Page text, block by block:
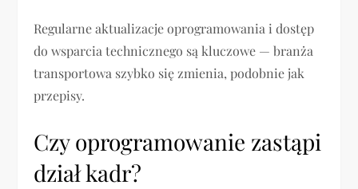
Regularne aktualizacje oprogramowania i dostęp
do wsparcia technicznego są kluczowe — branża
transportowa szybko się zmienia, podobnie jak
przepisy.
Czy oprogramowanie zastąpi
dział kadr?